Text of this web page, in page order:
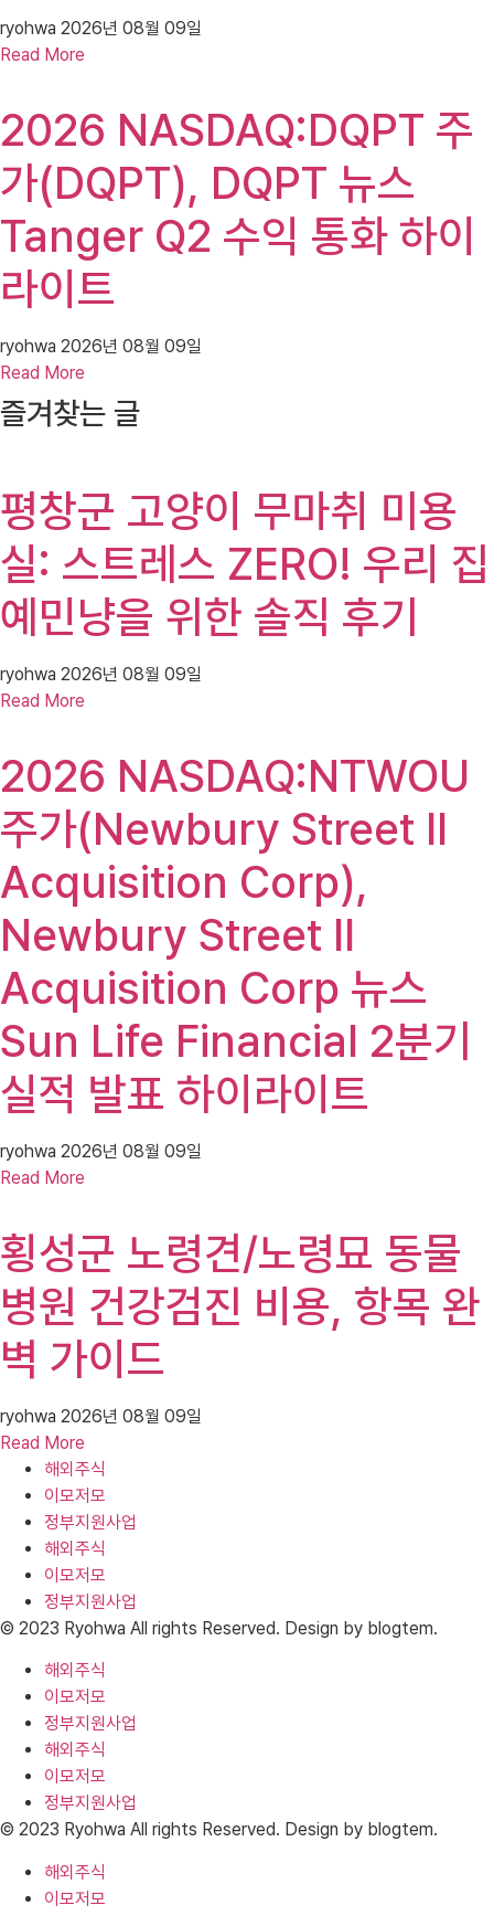
ryohwa 2026년 08월 09일
Read More
2026 NASDAQ:DQPT 주
가(DQPT), DQPT 뉴스
Tanger Q2 수익 통화 하이
라이트
ryohwa 2026년 08월 09일
Read More
즐겨찾는 글
평창군 고양이 무마취 미용
실: 스트레스 ZERO! 우리 집
예민냥을 위한 솔직 후기
ryohwa 2026년 08월 09일
Read More
2026 NASDAQ:NTWOU
주가(Newbury Street II
Acquisition Corp),
Newbury Street II
Acquisition Corp 뉴스
Sun Life Financial 2분기
실적 발표 하이라이트
ryohwa 2026년 08월 09일
Read More
횡성군 노령견/노령묘 동물
병원 건강검진 비용, 항목 완
벽 가이드
ryohwa 2026년 08월 09일
Read More
해외주식
이모저모
정부지원사업
해외주식
이모저모
정부지원사업
© 2023 Ryohwa All rights Reserved. Design by blogtem.
해외주식
이모저모
정부지원사업
해외주식
이모저모
정부지원사업
© 2023 Ryohwa All rights Reserved. Design by blogtem.
해외주식
이모저모